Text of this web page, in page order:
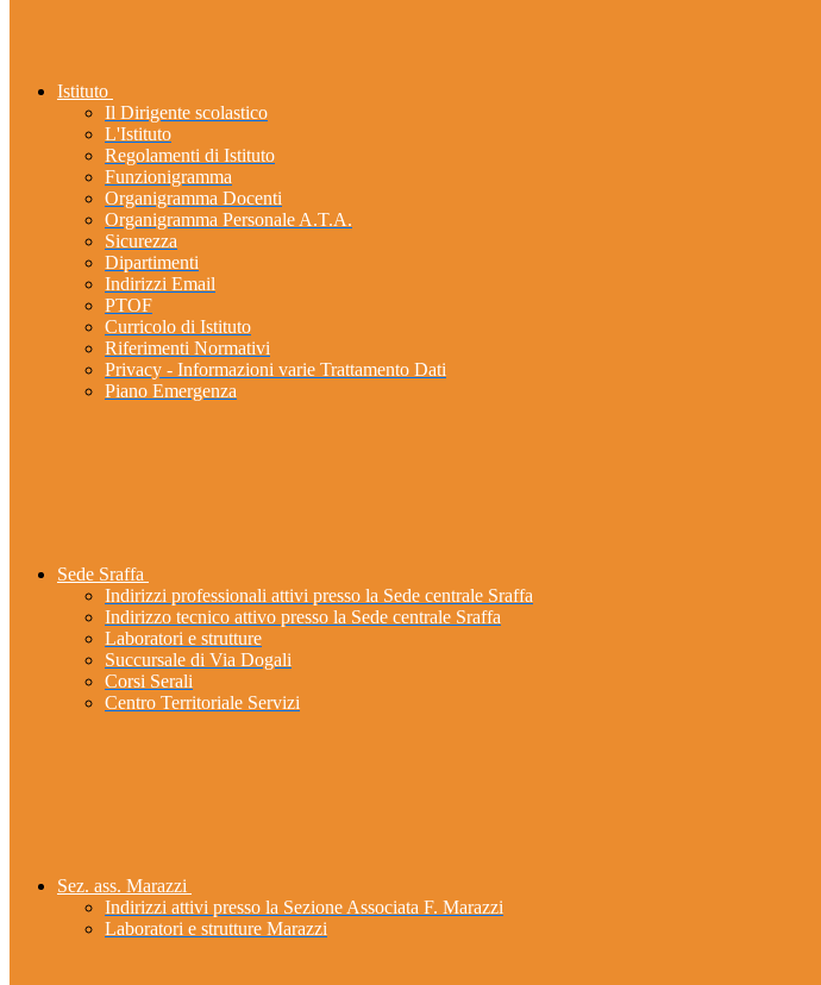
Istituto
Il Dirigente scolastico
L'Istituto
Regolamenti di Istituto
Funzionigramma
Organigramma Docenti
Organigramma Personale A.T.A.
Sicurezza
Dipartimenti
Indirizzi Email
PTOF
Curricolo di Istituto
Riferimenti Normativi
Privacy - Informazioni varie Trattamento Dati
Piano Emergenza
Sede Sraffa
Indirizzi professionali attivi presso la Sede centrale Sraffa
Indirizzo tecnico attivo presso la Sede centrale Sraffa
Laboratori e strutture
Succursale di Via Dogali
Corsi Serali
Centro Territoriale Servizi
Sez. ass. Marazzi
Indirizzi attivi presso la Sezione Associata F. Marazzi
Laboratori e strutture Marazzi